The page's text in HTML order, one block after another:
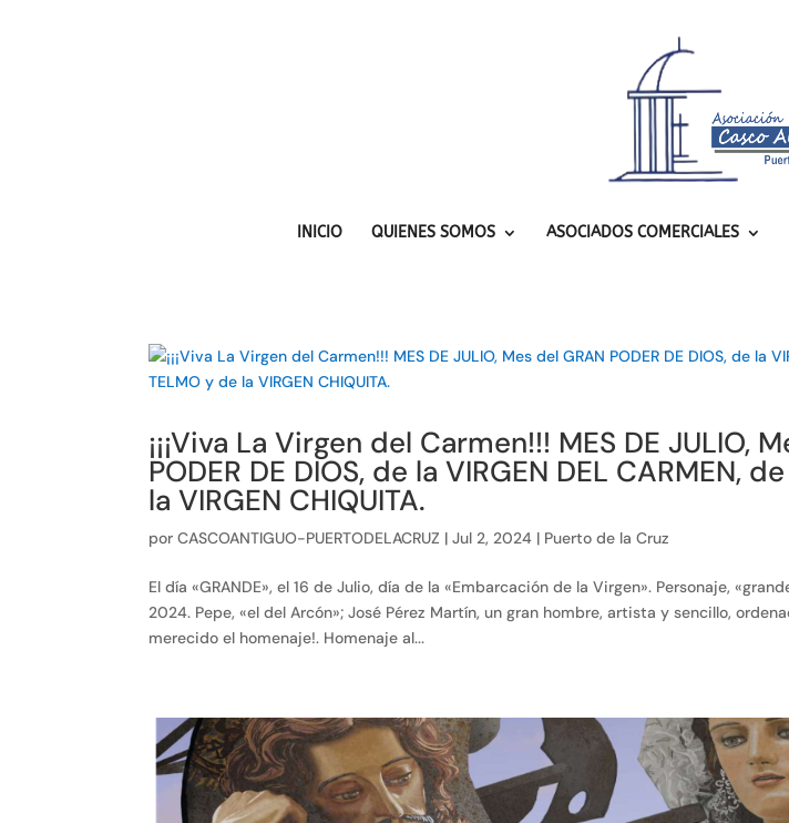
INICIO QUIENES SOMOS ASOCIADOS COMERCIALES
¡¡¡Viva La Virgen del Carmen!!! MES DE JULIO,
PODER DE DIOS, de la VIRGEN DEL CARMEN,
la VIRGEN CHIQUITA.
porCASCOANTIGUO-PUERTODELACRUZ |Jul 2, 2024 | Puerto de la Cruz
El día «GRANDE», el 16 de Julio, día de la «Embarcación de la Virgen». Personaje,
2024. Pepe, «el del Arcón»; José Pérez Martín, un gran hombre, artista y sencillo,
merecido el homenaje!. Homenaje al...